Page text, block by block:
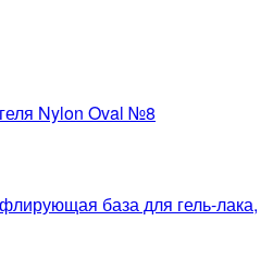
Nylon Oval №8
база для гель-лака,